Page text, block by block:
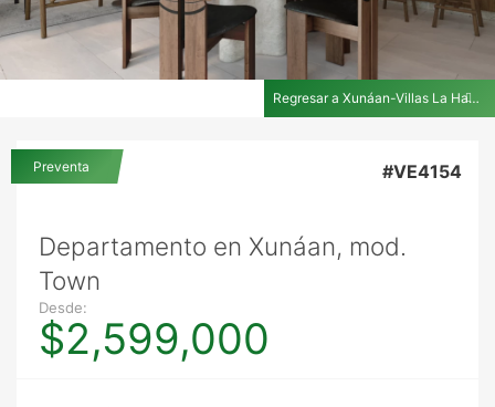
Regresar a Xunáan-Villas La Hacienda
Preventa
En Xunáan-Villas La Hacienda
Departamento en Xunáan, mod.
Town
Desde:
$2,599,000
#VE4154